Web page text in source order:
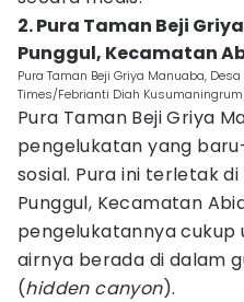
2. Pura Taman Beji
Punggul, Kecamatan
Pura Taman Beji Griya Manuaba,
Times/Febrianti Diah
Pura Taman Beji Griya
pengelukatan yang
sosial. Pura ini terletak
Punggul, Kecamatan
pengelukatannya cukup
airnya berada di dalam
(hidden canyon).